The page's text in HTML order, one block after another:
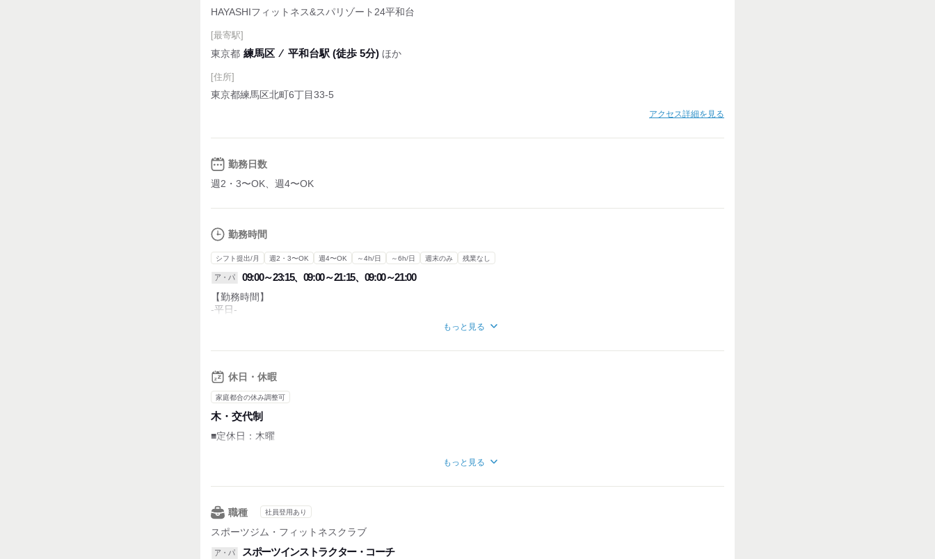
HAYASHIフィットネス&スパリゾート24平和台
[最寄駅]
東京都 練馬区 ⁄ 平和台駅 (徒歩 5分) ほか
[住所]
東京都練馬区北町6丁目33-5
アクセス詳細を見る
勤務日数
週2・3〜OK、週4〜OK
勤務時間
シフト提出/月 週2・3〜OK 週4〜OK ～4h/日 ～6h/日 週末のみ 残業なし
ア・パ 09:00～23:15、09:00～21:15、09:00～21:00
【勤務時間】
-平日-
9：00～21：15
-日曜日・祝日-
9：00～21：00
■週2日～OK
■1日4時間～OK
■休憩：6時間勤務につき、1時間
・実働時間：8時間（フルタイムの場合）
・平均所定労働時間：1カ月当たり96時間
（フルタイムの場合）
もっと見る
休日・休暇
家庭都合の休み調整可
木・交代制
■定休日：木曜
もっと見る
職種 社員登用あり
スポーツジム・フィットネスクラブ
ア・パ スポーツインストラクター・コーチ